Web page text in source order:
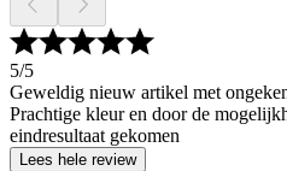
5/5
Geweldig nieuw artikel met
Prachtige kleur en door de
eindresultaat gekomen
Lees hele review